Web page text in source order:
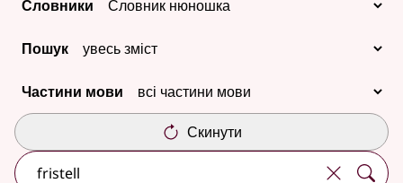
Словники
Пошук
Частини мови
Скинути